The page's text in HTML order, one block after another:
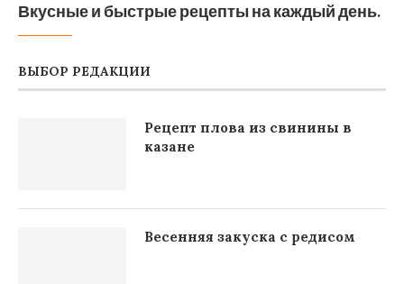
Вкусные и быстрые рецепты на каждый день.
ВЫБОР РЕДАКЦИИ
Рецепт плова из свинины в
казане
Весенняя закуска с редисом